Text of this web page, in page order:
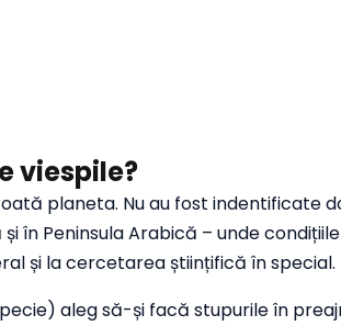
viespile?
planeta. Nu au fost indentificate
în Peninsula Arabică – unde
și la cercetarea științifică în special.
aleg să-și facă stupurile în